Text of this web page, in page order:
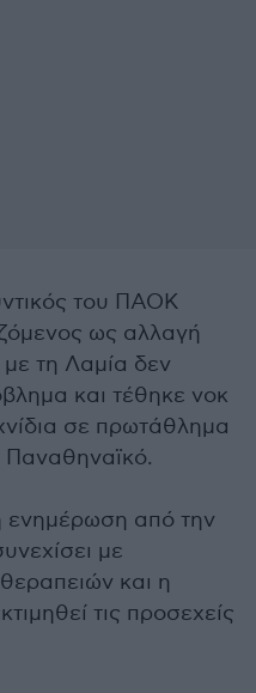
του ΠΑΟΚ
ως αλλαγή
τη Λαμία δεν
και τέθηκε νοκ
σε πρωτάθλημα
Παναθηναϊκό.
ενημέρωση από την
με
και η
τις προσεχείς